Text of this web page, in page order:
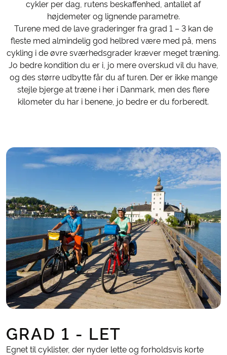
cykler per dag, rutens beskaffenhed, antallet af
højdemeter og lignende parametre.
Turene med de lave graderinger fra grad 1 – 3 kan de
fleste med almindelig god helbred være med på, mens
cykling i de øvre sværhedsgrader kræver meget træning.
Jo bedre kondition du er i, jo mere overskud vil du have,
og des større udbytte får du af turen. Der er ikke mange
stejle bjerge at træne i her i Danmark, men des flere
kilometer du har i benene, jo bedre er du forberedt.
GRAD 1 - LET
Egnet til cyklister, der nyder lette og forholdsvis korte